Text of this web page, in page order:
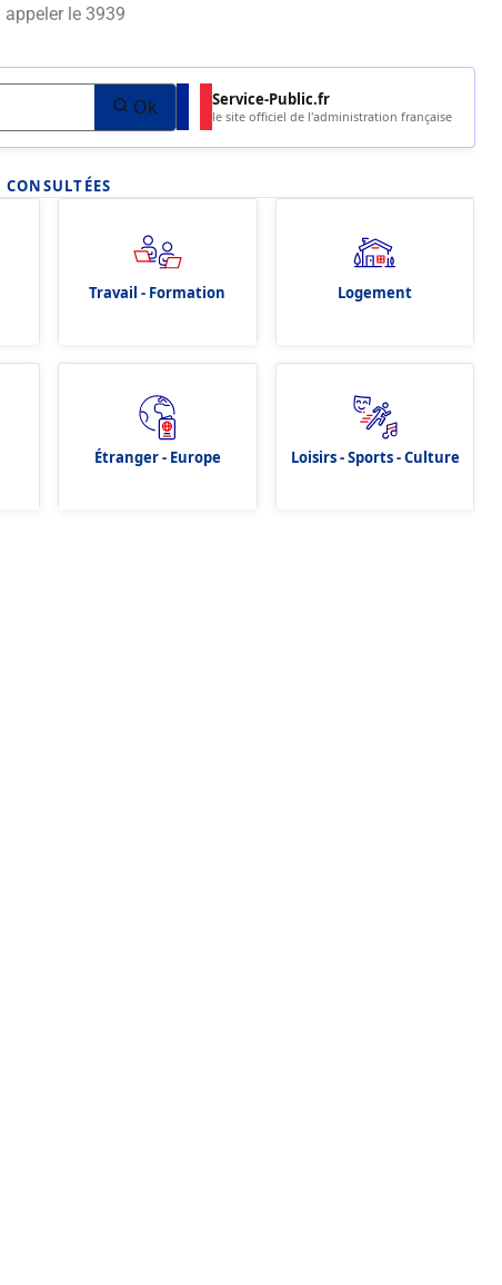
appeler le 3939
Ok Service-Public.fr
le site officiel de l'administration française
Travail - Formation Logement
Étranger - Europe Loisirs - Sports - Culture